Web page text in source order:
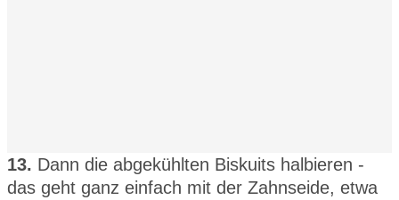
13. Dann die abgekühlten Biskuits halbieren -
das geht ganz einfach mit der Zahnseide, etwa